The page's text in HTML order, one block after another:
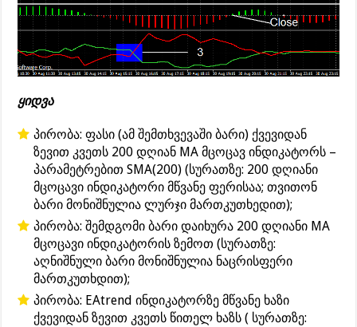
ყიდვა
პირობა: ფასი (ამ შემთხვევაში ბარი) ქვევიდან
ზევით კვეთს 200 დღიან MA მცოცავ ინდიკატორს –
პარამეტრებით SMA(200) (სურათზე: 200 დღიანი
მცოცავი ინდიკატორი მწვანე ფერისაა; თვითონ
ბარი მონიშნულია ლურჯი მართკუთხედით);
პირობა: შემდგომი ბარი დაიხურა 200 დღიანი MA
მცოცავი ინდიკატორის ზემოთ (სურათზე:
აღნიშნული ბარი მონიშნულია ნაცრისფერი
მართკუთხდით);
პირობა: EAtrend ინდიკატორზე მწვანე ხაზი
ქვევიდან ზევით კვეთს წითელ ხაზს ( სურათზე: